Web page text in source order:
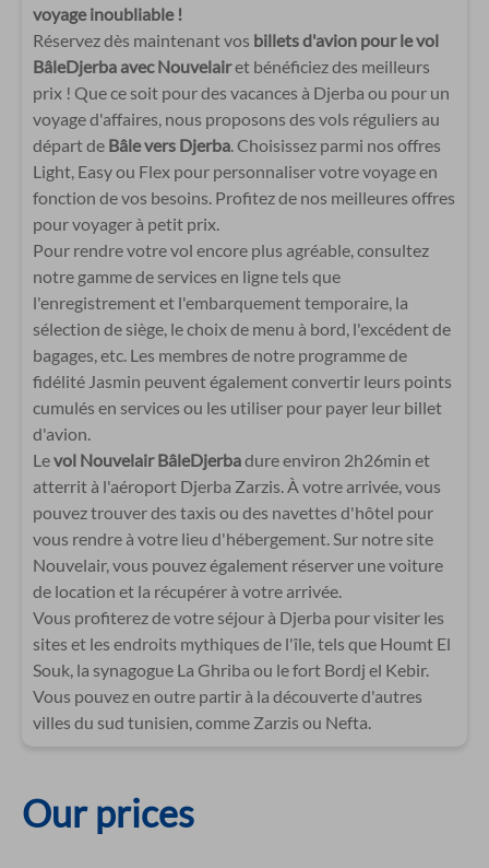
voyage inoubliable !
Réservez dès maintenant vos billets d'avion pour le vol
BâleDjerba avec Nouvelairet bénéficiez des meilleurs
prix ! Que ce soit pour des vacances à Djerba ou pour un
voyage d'affaires, nous proposons des vols réguliers au
départ de Bâle vers Djerba. Choisissez parmi nos offres
Light, Easy ou Flex pour personnaliser votre voyage en
fonction de vos besoins. Profitez de nos meilleures offres
pour voyager à petit prix.
Pour rendre votre vol encore plus agréable, consultez
notre gamme de services en ligne tels que
l'enregistrement et l'embarquement temporaire, la
sélection de siège, le choix de menu à bord, l'excédent de
bagages, etc. Les membres de notre programme de
fidélité Jasmin peuvent également convertir leurs points
cumulés en services ou les utiliser pour payer leur billet
d'avion.
Levol Nouvelair BâleDjerbadure environ 2h26min et
atterrit à l'aéroport Djerba Zarzis. À votre arrivée, vous
pouvez trouver des taxis ou des navettes d'hôtel pour
vous rendre à votre lieu d'hébergement. Sur notre site
Nouvelair, vous pouvez également réserver une voiture
de location et la récupérer à votre arrivée.
Vous profiterez de votre séjour à Djerba pour visiter les
sites et les endroits mythiques de l'île, tels que Houmt El
Souk, la synagogue La Ghriba ou le fort Bordj el Kebir.
Vous pouvez en outre partir à la découverte d'autres
villes du sud tunisien, comme Zarzis ou Nefta.
Our prices